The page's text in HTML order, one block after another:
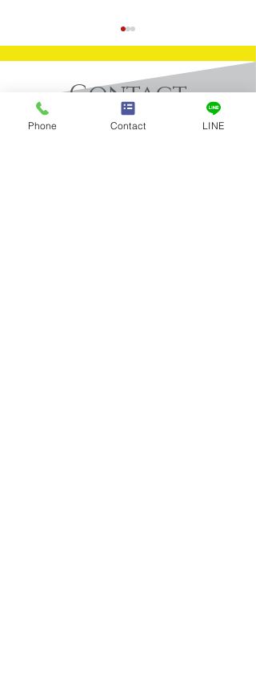
Contact
​お問合せ
Phone Contact LINE